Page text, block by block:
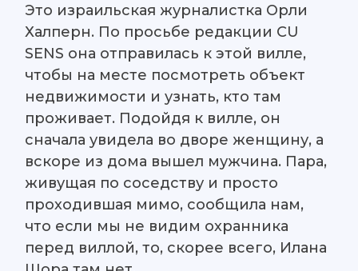
Это израильская журналистка Орли
Халперн. По просьбе редакции CU
SENS она отправилась к этой вилле,
чтобы на месте посмотреть объект
недвижимости и узнать, кто там
проживает. Подойдя к вилле, он
сначала увидела во дворе женщину, а
вскоре из дома вышел мужчина. Пара,
живущая по соседству и просто
проходившая мимо, сообщила нам,
что если мы не видим охранника
перед виллой, то, скорее всего, Илана